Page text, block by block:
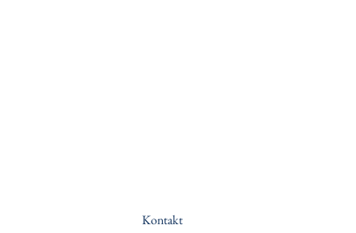
Kontakt